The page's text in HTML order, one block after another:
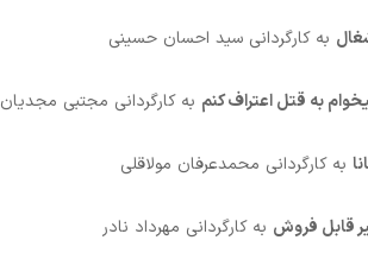
به کارگردانی سید احسان حسینی
به قتل اعتراف کنم به کارگردانی مجتبی مجدیان
به کارگردانی محمدعرفان مولاقلی
قابل فروش به کارگردانی مهرداد نادر